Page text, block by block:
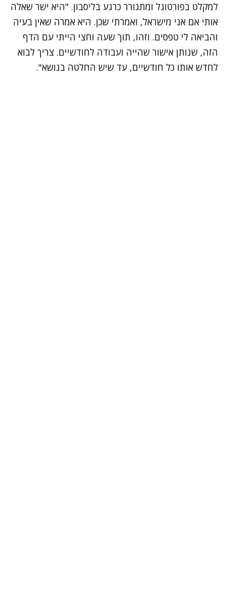
למקלט בפורטוגל ומתגורר כרגע בליסבון. "היא ישר שאלה
אותי אם אני מישראל, ואמרתי שכן. היא אמרה שאין בעיה
והביאה לי טפסים. וזהו, תוך שעה וחצי הייתי עם הדף
הזה, שנותן אישור שהייה ועבודה לחודשיים. צריך לבוא
לחדש אותו כל חודשיים, עד שיש החלטה בנושא".